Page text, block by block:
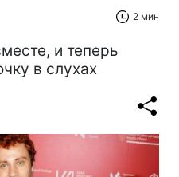
2 мин
и теперь
в слухах